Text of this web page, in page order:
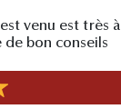
venu est très à
de bon conseils